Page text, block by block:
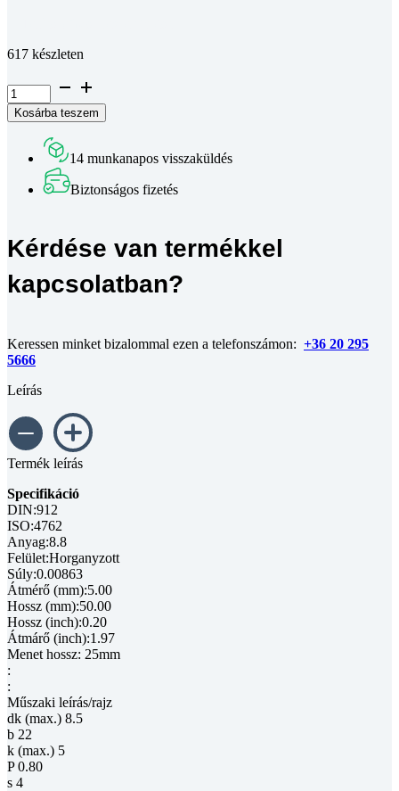
617 készleten
Hengeres
fejű
belső
DIN
mennyiség
Kosárba teszem
14 munkanapos visszaküldés
Biztonságos fizetés
Kérdése van termékkel
kapcsolatban?
Keressen minket bizalommal ezen a telefonszámon: +36 20 295
5666
Leírás
Termék leírás
Specifikáció
DIN:912
ISO:4762
Anyag:8.8
Felület:Horganyzott
Súly:0.00863
Átmérő (mm):5.00
Hossz (mm):50.00
Hossz (inch):0.20
Átmárő (inch):1.97
Menet hossz: 25mm
:
:
Műszaki leírás/rajz
dk (max.) 8.5
b 22
k (max.) 5
P 0.80
s 4